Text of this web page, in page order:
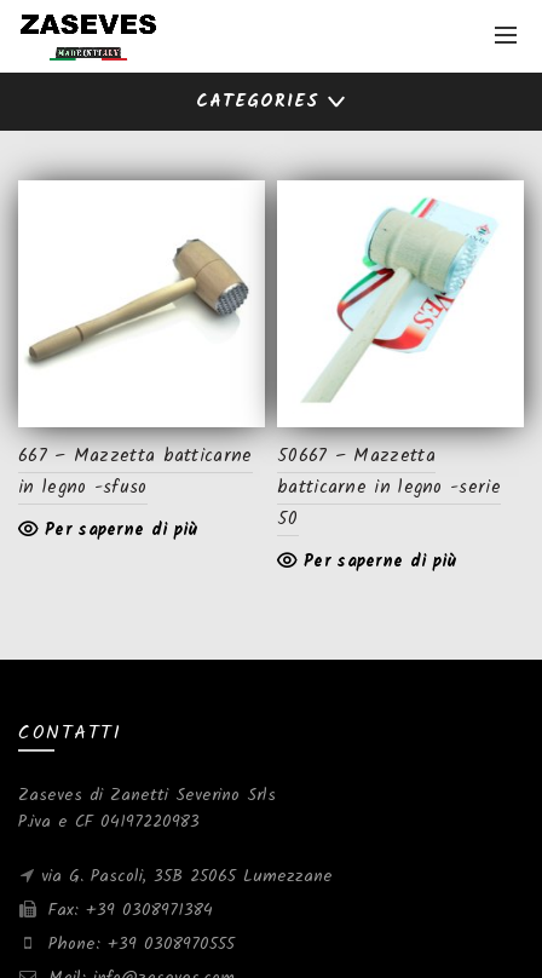
CATEGORIES
667 – Mazzetta batticarne
in legno -sfuso
Per saperne di più
50667 – Mazzetta
batticarne in legno -serie
50
Per saperne di più
CONTATTI
Zaseves di Zanetti Severino Srls
P.iva e CF 04197220983
via G. Pascoli, 35B 25065 Lumezzane
Fax: +39 0308971384
Phone: +39 0308970555